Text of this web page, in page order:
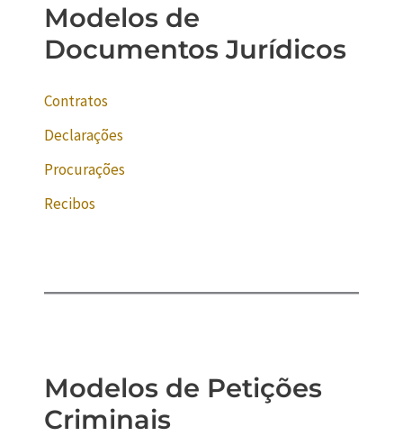
Modelos de
Documentos Jurídicos
Contratos
Declarações
Procurações
Recibos
Modelos de Petições
Criminais